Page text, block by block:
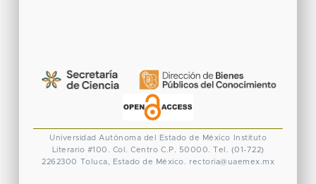
Universidad Autónoma del Estado de México
Instituto
Literario #100. Col. Centro C.P. 50000. Tel. (01-722)
2262300 Toluca, Estado de México. rectoria@uaemex.mx